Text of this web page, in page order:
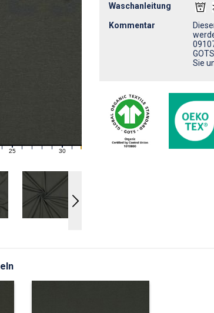
26 27 28 29 31
Waschanleitung
Kommentar
Sie